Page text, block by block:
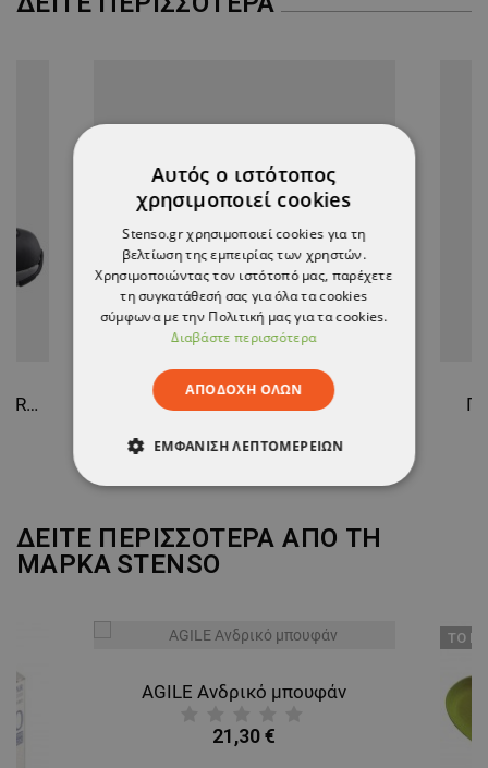
Παπούτσια εργασίας REVOLT CROSS BLACK S1PS MF ESD SR
60,81 €
ΔΕΙΤΕ ΠΕΡΙΣΣΟΤΕΡΑ ΑΠΟ ΤΗ
ΜΑΡΚΑ STENSO
AGILE Ανδρικό μπουφάν
21,30 €
ТΟ
Αυτός ο ιστότοπος
χρησιμοποιεί cookies
Stenso.gr χρησιμοποιεί cookies για τη
βελτίωση της εμπειρίας των χρηστών.
Χρησιμοποιώντας τον ιστότοπό μας, παρέχετε
τη συγκατάθεσή σας για όλα τα cookies
σύμφωνα με την Πολιτική μας για τα cookies.
Διαβάστε περισσότερα
ΑΠΟΔΟΧΉ ΌΛΩΝ
ΕΜΦΆΝΙΣΗ ΛΕΠΤΟΜΕΡΕΙΏΝ
ΑΠΌΔΟΣΗΣ ΣΤΌΧΕΥΣΗΣ
ΜΗ ΤΑΞΙΝΟΜΗΜΈΝΑ